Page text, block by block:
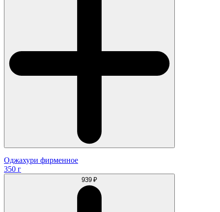
Оджахури фирменное
350 г
939 ₽